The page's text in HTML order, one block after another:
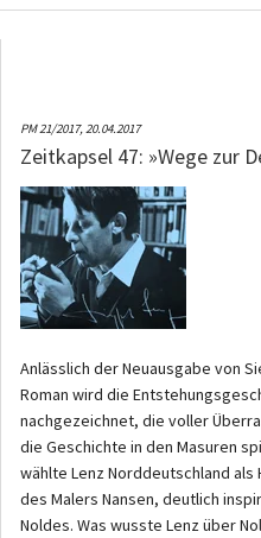
PM 21/2017, 20.04.2017
Zeitkapsel 47: »Wege zur
Anlässlich der Neuausgabe von
Roman wird die
nachgezeichnet, die voller
die Geschichte in den Masuren
wählte Lenz Norddeutschland
des Malers Nansen, deutlich
Noldes. Was wusste Lenz über